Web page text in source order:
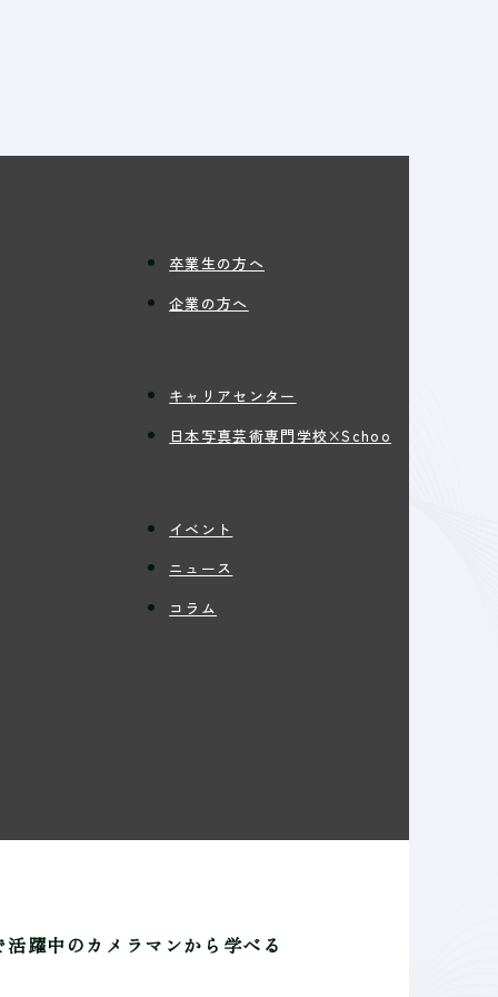
卒業生の方へ
企業の方へ
キャリアセンター
日本写真芸術専門学校×Schoo
イベント
ニュース
コラム
躍中のカメラマンから学べる